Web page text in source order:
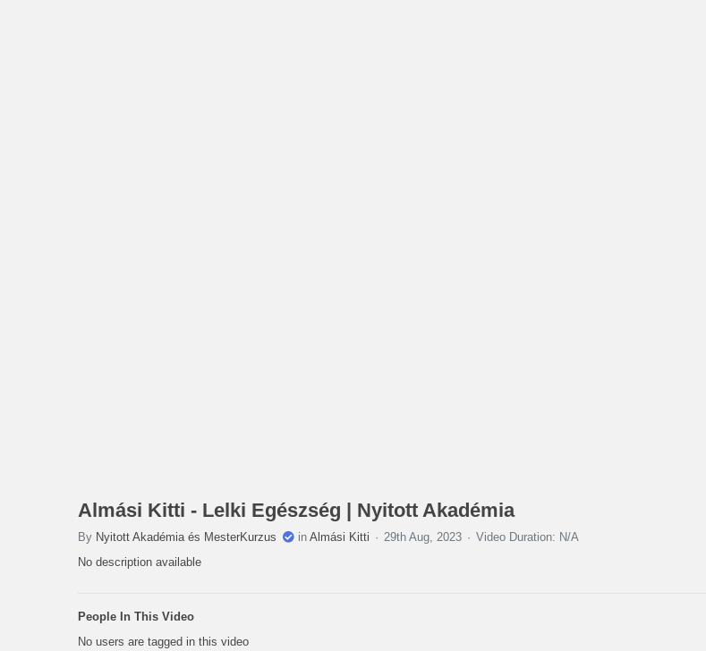
Almási Kitti - Lelki Egészség | Nyitott Akadémia
By Nyitott Akadémia és MesterKurzus in Almási Kitti 29th Aug, 2023
Video Duration: N/A
No description available
People In This Video
No users are tagged in this video